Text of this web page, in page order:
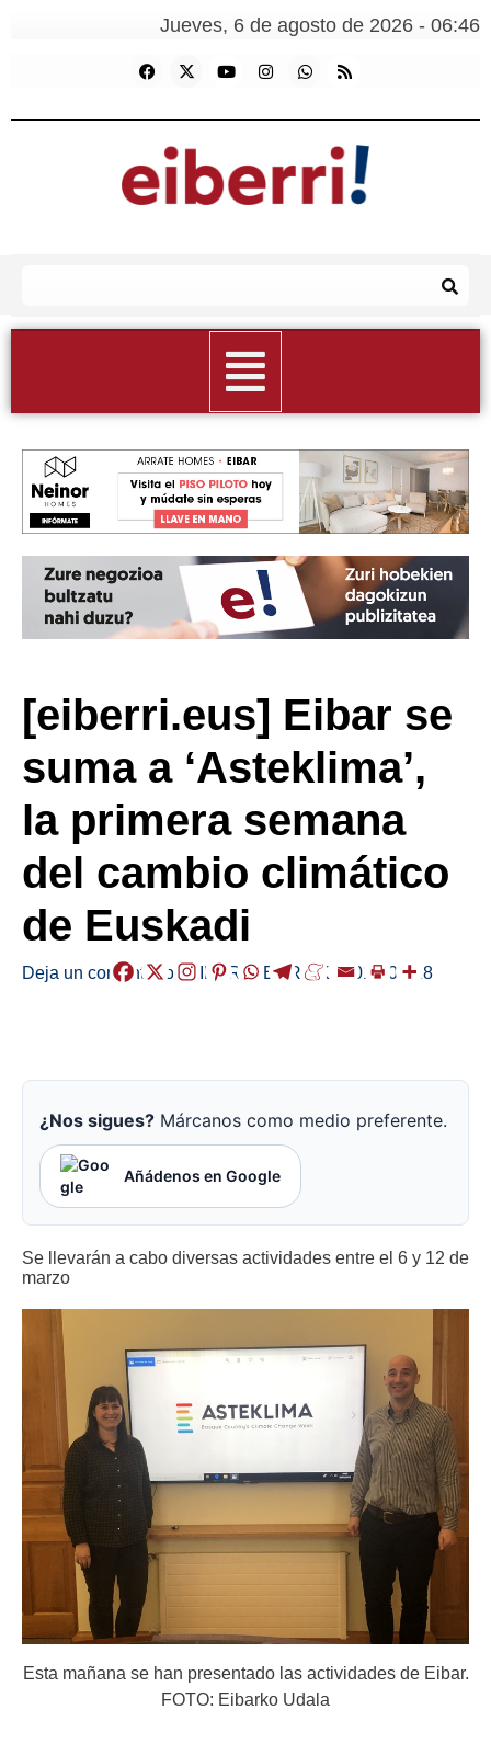
Jueves, 6 de agosto de 2026 - 06:46
[eiberri.eus] Eibar se
suma a ‘Asteklima’,
la primera semana
del cambio climático
de Euskadi
Deja un comentario /EIBAR ,HERRIAK /2019-02-28
¿Nos sigues? Márcanos como medio preferente.
Añádenos en Google
Se llevarán a cabo diversas actividades entre el 6 y 12 de
marzo
Esta mañana se han presentado las actividades de Eibar.
FOTO: Eibarko Udala